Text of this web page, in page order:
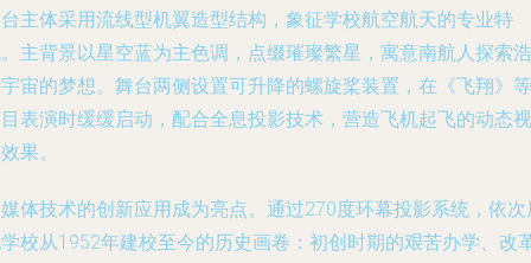
主体采用流线型机翼造型结构，象征学校航空航天的专业特
主背景以星空蓝为主色调，点缀璀璨繁星，寓意南航人探索浩
宙的梦想。舞台两侧设置可升降的螺旋桨装置，在《飞翔》等
表演时缓缓启动，配合全息投影技术，营造飞机起飞的动态视
果。
体技术的创新应用成为亮点。通过270度环幕投影系统，依次
校从1952年建校至今的历史画卷：初创时期的艰苦办学、改